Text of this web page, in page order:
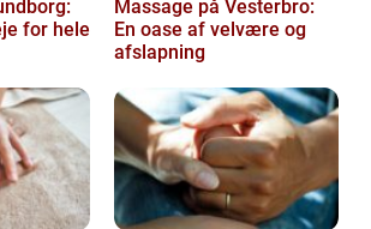
for hele
Massage på Vesterbro:
En oase af velvære og
afslapning